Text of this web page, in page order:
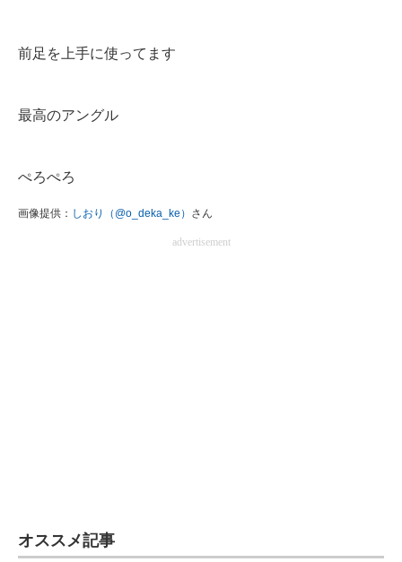
前足を上手に使ってます
最高のアングル
ぺろぺろ
画像提供： しおり（@o_deka_ke） さん
advertisement
オススメ記事